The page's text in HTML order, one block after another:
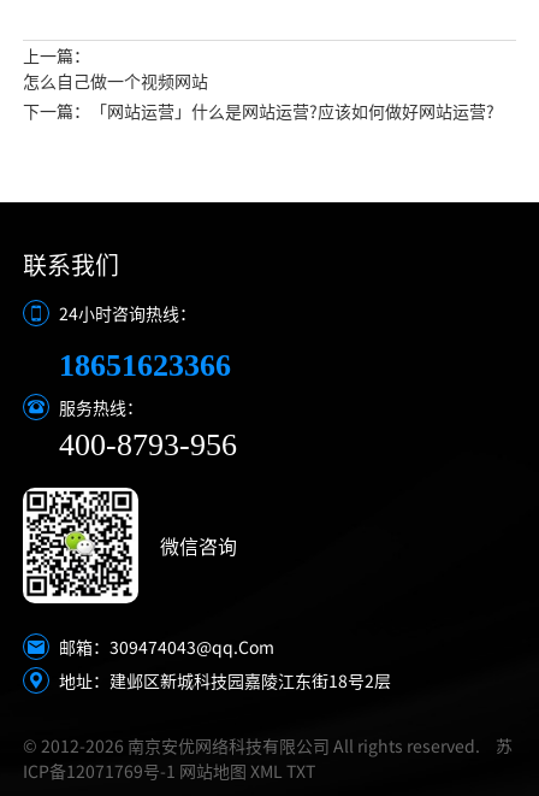
上一篇：
怎么自己做一个视频网站
下一篇：「网站运营」什么是网站运营?应该如何做好网站运营?
联系我们
24小时咨询热线：
18651623366
服务热线：
400-8793-956
微信咨询
邮箱： 309474043@qq.Com
地址：建邺区新城科技园嘉陵江东街18号2层
© 2012-2026 南京安优网络科技有限公司 All rights reserved.
苏
ICP备12071769号-1 网站地图 XML TXT